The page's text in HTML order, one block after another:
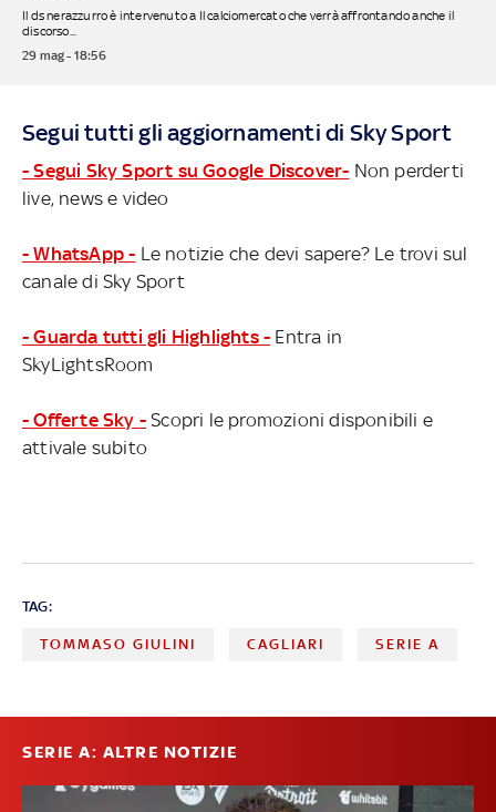
Il ds nerazzurro è intervenuto a Il calciomercato che verrà affrontando anche il
discorso...
29 mag - 18:56
Segui tutti gli aggiornamenti di Sky Sport
- Segui Sky Sport su Google Discover- Non perderti
live, news e video
- WhatsApp - Le notizie che devi sapere? Le trovi sul
canale di Sky Sport
- Guarda tutti gli Highlights - Entra in
SkyLightsRoom
- Offerte Sky - Scopri le promozioni disponibili e
attivale subito
TAG:
TOMMASO GIULINI CAGLIARI SERIE A
SERIE A: ALTRE NOTIZIE